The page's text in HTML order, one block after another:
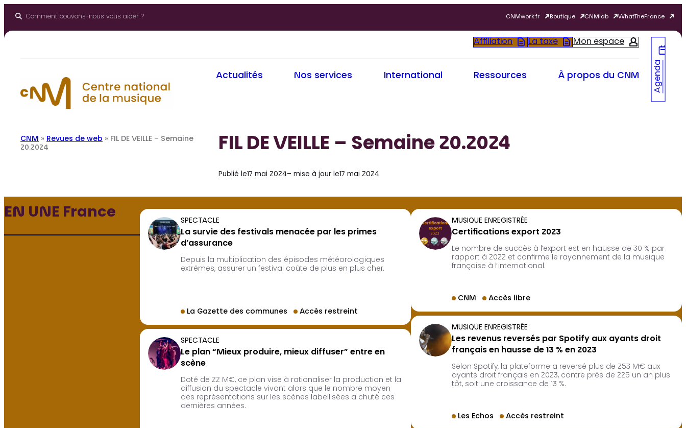
Comment pouvons-nous vous aider ? CNMwork.fr Boutique CNMlab WhatTheFrance
Affiliation La taxe Mon espace
Actualités Nos services International Ressources À propos du CNM Agenda
CNM » Revues de web » FIL DE VEILLE – Semaine
20.2024
FIL DE VEILLE – Semaine 20.2024
Publié le17 mai 2024– mise à jour le17 mai 2024
EN UNE France
SPECTACLE
La survie des festivals menacée par les primes
d’assurance
Depuis la multiplication des épisodes météorologiques
extrêmes, assurer un festival coûte de plus en plus cher.
La Gazette des communes Accès restreint
SPECTACLE
Le plan “Mieux produire, mieux diffuser” entre en
scène
Doté de 22 M€, ce plan vise à rationaliser la production et la
diffusion du spectacle vivant alors que le nombre moyen
des représentations sur les scènes labellisées a chuté ces
dernières années.
MUSIQUE ENREGISTRÉE
Certifications export 2023
Le nombre de succès à l’export est en hausse de 30 % par
rapport à 2022 et confirme le rayonnement de la musique
française à l’international.
CNM Accès libre
MUSIQUE ENREGISTRÉE
Les revenus reversés par Spotify aux ayants droit
français en hausse de 13 % en 2023
Selon Spotify, la plateforme a reversé plus de 253 M€ aux
ayants droit français en 2023, contre près de 225 un an plus
tôt, soit une croissance de 13 %.
Les Echos Accès restreint